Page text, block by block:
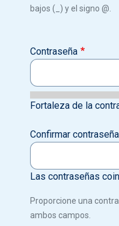
bajos (_) y el signo @.
Contraseña
Fortaleza de la
Confirmar contraseña
Las contraseñas
Proporcione una
ambos campos.